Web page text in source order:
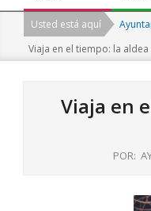
Navigation
Menu
Usted está aquí
Viaja en el tiempo: la
Viaja en
POR: